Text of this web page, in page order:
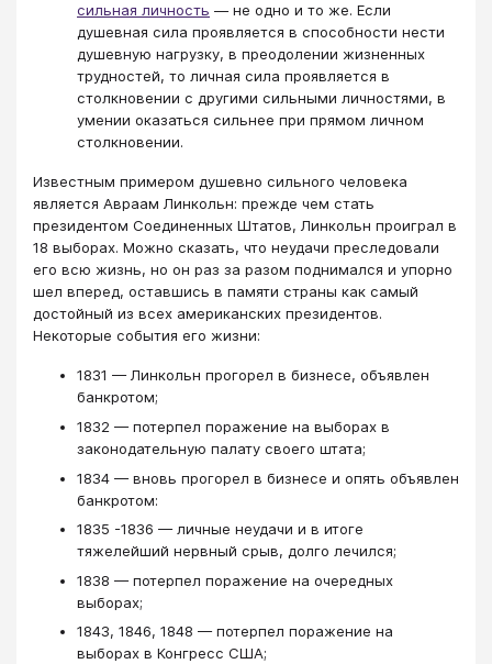
сильная личность — не одно и то же. Если
душевная сила проявляется в способности нести
душевную нагрузку, в преодолении жизненных
трудностей, то личная сила проявляется в
столкновении с другими сильными личностями, в
умении оказаться сильнее при прямом личном
столкновении.
Известным примером душевно сильного человека
является Авраам Линкольн: прежде чем стать
президентом Соединенных Штатов, Линкольн проиграл в
18 выборах. Можно сказать, что неудачи преследовали
его всю жизнь, но он раз за разом поднимался и упорно
шел вперед, оставшись в памяти страны как самый
достойный из всех американских президентов.
Некоторые события его жизни:
1831 — Линкольн прогорел в бизнесе, объявлен
банкротом;
1832 — потерпел поражение на выборах в
законодательную палату своего штата;
1834 — вновь прогорел в бизнесе и опять объявлен
банкротом:
1835 -1836 — личные неудачи и в итоге
тяжелейший нервный срыв, долго лечился;
1838 — потерпел поражение на очередных
выборах;
1843, 1846, 1848 — потерпел поражение на
выборах в Конгресс США;